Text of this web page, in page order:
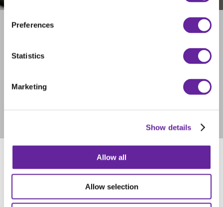
Preferences
Statistics
Marketing
Show details
Allow all
Allow selection
Alla produkter från Holms Attachments som utrustas med
radiostyrning kommer med 13-polig kontakt för anslutning.
Holms rekommenderar att bärarfordon använder 13-polig
kontakt.